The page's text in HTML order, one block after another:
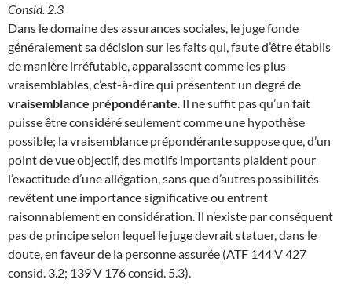
Consid. 2.3
Dans le domaine des assurances sociales, le juge fonde
généralement sa décision sur les faits qui, faute d’être établis
de manière irréfutable, apparaissent comme les plus
vraisemblables, c’est-à-dire qui présentent un degré de
vraisemblance prépondérante . Il ne suffit pas qu’un fait
puisse être considéré seulement comme une hypothèse
possible; la vraisemblance prépondérante suppose que, d’un
point de vue objectif, des motifs importants plaident pour
l’exactitude d’une allégation, sans que d’autres possibilités
revêtent une importance significative ou entrent
raisonnablement en considération. Il n’existe par conséquent
pas de principe selon lequel le juge devrait statuer, dans le
doute, en faveur de la personne assurée (ATF 144 V 427
consid. 3.2; 139 V 176 consid. 5.3).